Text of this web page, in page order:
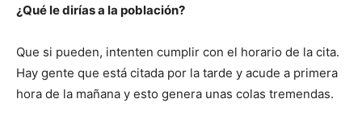
¿Qué le dirías a la población?
Que si pueden, intenten cumplir con el horario de la cita.
Hay gente que está citada por la tarde y acude a primera
hora de la mañana y esto genera unas colas tremendas.